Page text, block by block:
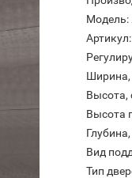
Модель:
Артикул:
Ширина,
Высота,
Высота
Вид
Тип